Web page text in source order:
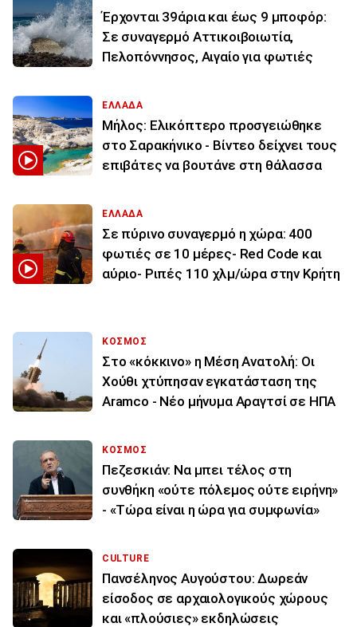
Έρχονται 39άρια και έως 9 μποφόρ:
Σε συναγερμό Αττικοιβοιωτία,
Πελοπόννησος, Αιγαίο για φωτιές
ΕΛΛΑΔΑ
Μήλος: Ελικόπτερο προσγειώθηκε
στο Σαρακήνικο - Βίντεο δείχνει τους
επιβάτες να βουτάνε στη θάλασσα
ΕΛΛΑΔΑ
Σε πύρινο συναγερμό η χώρα: 400
φωτιές σε 10 μέρες- Red Code και
αύριο- Ριπές 110 χλμ/ώρα στην Κρήτη
ΚΟΣΜΟΣ
Στο «κόκκινο» η Μέση Ανατολή: Οι
Χούθι χτύπησαν εγκατάσταση της
Aramco - Νέο μήνυμα Αραγτσί σε ΗΠΑ
ΚΟΣΜΟΣ
Πεζεσκιάν: Να μπει τέλος στη
συνθήκη «ούτε πόλεμος ούτε ειρήνη»
- «Τώρα είναι η ώρα για συμφωνία»
CULTURE
Πανσέληνος Αυγούστου: Δωρεάν
είσοδος σε αρχαιολογικούς χώρους
και «πλούσιες» εκδηλώσεις